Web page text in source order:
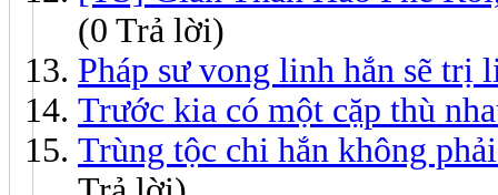
(0 Trả lời)
Pháp sư vong linh hắn sẽ
Trước kia có một cặp thù
Trùng tộc chi hắn không